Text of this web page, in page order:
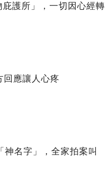
護所」，一切因心經轉
回應讓人心疼
名字」，全家拍案叫